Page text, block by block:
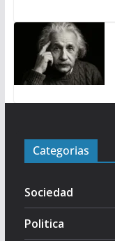
Categorias
Sociedad
Politica